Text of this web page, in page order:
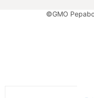
©GMO